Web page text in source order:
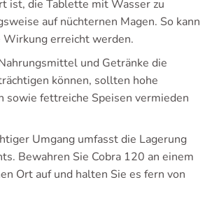
ist, die Tablette mit Wasser zu
auf nüchternen Magen. So kann
erreicht werden.
und Getränke die
können, sollten hohe
sowie fettreiche Speisen vermieden
Umgang umfasst die Lagerung
Bewahren Sie Cobra 120 an einem
Ort auf und halten Sie es fern von